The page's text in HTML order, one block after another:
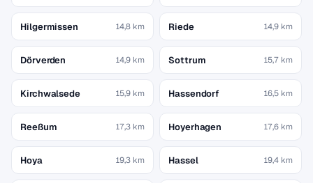
Hilgermissen 14,8 km Riede 14,9 km
Dörverden 14,9 km Sottrum 15,7 km
Kirchwalsede 15,9 km Hassendorf 16,5 km
Reeßum 17,3 km Hoyerhagen 17,6 km
Hoya 19,3 km Hassel 19,4 km